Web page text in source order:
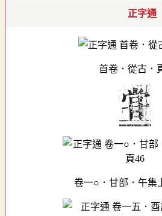
正字通
首卷．從古．
卷一○．甘部．午集